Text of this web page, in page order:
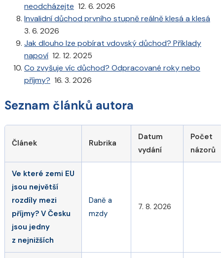
neodcházejte 12. 6. 2026
Invalidní důchod prvního stupně reálně klesá a klesá
3. 6. 2026
Jak dlouho lze pobírat vdovský důchod? Příklady
napoví 12. 12. 2025
Co zvyšuje víc důchod? Odpracované roky nebo
příjmy? 16. 3. 2026
Seznam článků autora
Článek Rubrika
Datum
vydání
Počet
názorů
Ve které zemi EU
jsou největší
rozdíly mezi
příjmy? V Česku
jsou jedny
z nejnižších
Daně a
mzdy
7. 8. 2026